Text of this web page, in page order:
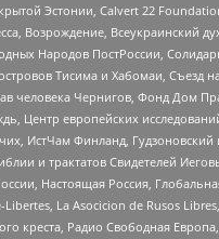
Эстонии, Calvert 22
Возрождение, Всеукраинский
Народов ПостРоссии,
Тисима и Хабомаи,
человека Чернигов, Фонд Дом
Центр европейских
ИстЧам Финланд, Гудзоновский
и трактатов Свидетелей
Настоящая Россия,
La Asocicion de Rusos
креста, Радио Свободная